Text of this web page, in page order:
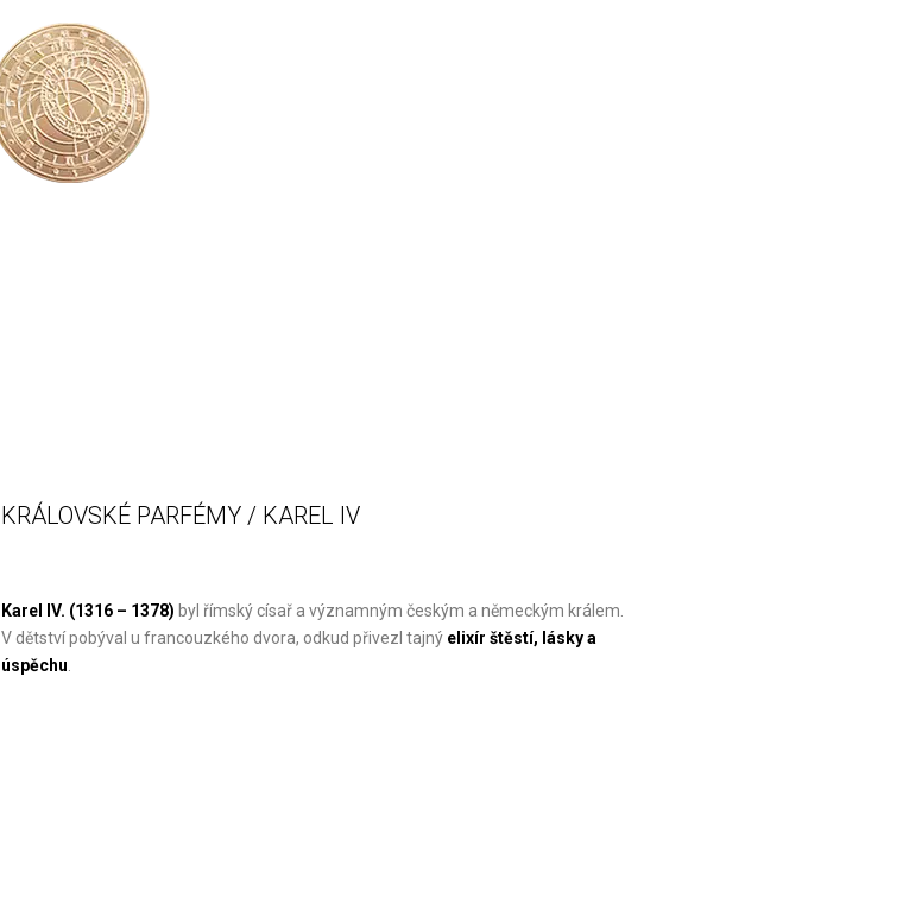
KRÁLOVSKÉ PARFÉMY / KAREL IV
Karel IV. (1316 – 1378) byl římský císař a významným českým a německým králem.
V dětství pobýval u francouzkého dvora, odkud přivezl tajný elixír štěstí, lásky a
úspěchu.